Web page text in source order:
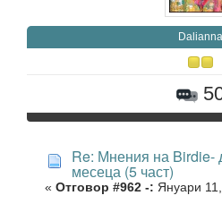
Daliаnna
Re: Мнения на Birdie-
месеца (5 част)
« Отговор #962 -: Януари